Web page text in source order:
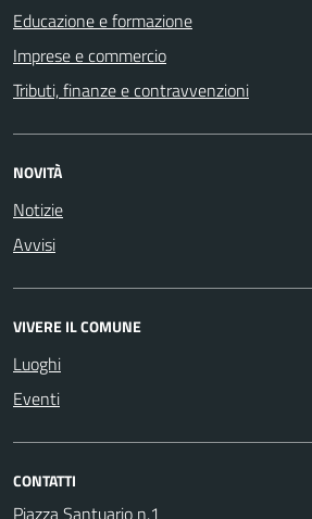
Educazione e formazione
Imprese e commercio
Tributi, finanze e contravvenzioni
NOVITÀ
Notizie
Avvisi
VIVERE IL COMUNE
Luoghi
Eventi
CONTATTI
Piazza Santuario n.1